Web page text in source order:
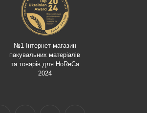
№1 Інтернет-магазин
пакувальних матеріалів
та товарів для HoReCa
2024